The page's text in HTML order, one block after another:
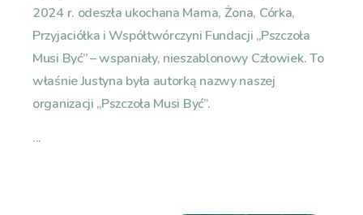
2024 r. odeszła ukochana Mama, Żona, Córka,
Przyjaciółka i Współtwórczyni Fundacji „Pszczoła
Musi Być” – wspaniały, nieszablonowy Człowiek. To
właśnie Justyna była autorką nazwy naszej
organizacji „Pszczoła Musi Być”.
...